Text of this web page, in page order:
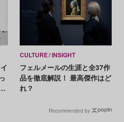
CULTURE INSIGHT
フェルメールの生涯と全37作
品を徹底解説！ 最高傑作はど
れ？
Recommended by